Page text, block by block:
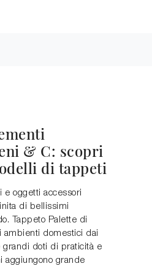
& C: scopri
di tappeti
e oggetti accessori
di bellissimi
Tappeto Palette di
ambienti domestici dai
grandi doti di praticità e
aggiungono grande